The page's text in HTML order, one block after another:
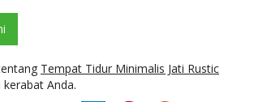
Tempat Tidur Minimalis Jati Rustic
Anda.